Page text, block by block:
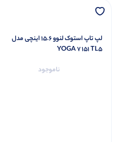
لپ تاپ استوک لنوو 15.6 اینچی مدل
YOGA 7 151 TL5
ناموجود